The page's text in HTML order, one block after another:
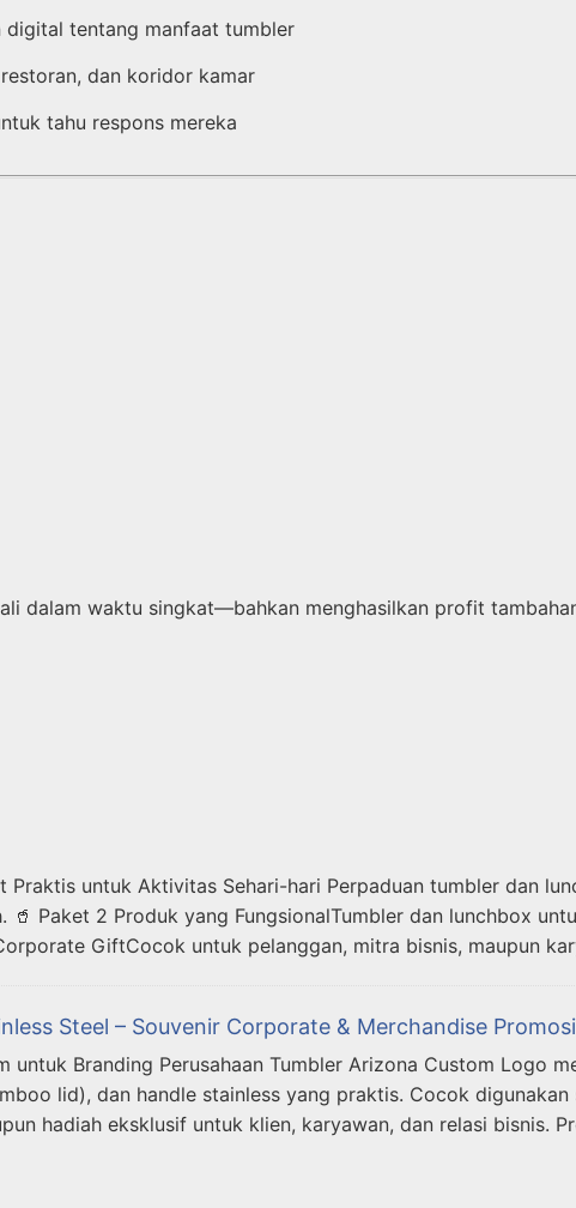
tentang manfaat tumbler
dan koridor kamar
tahu respons mereka
dalam waktu singkat—bahkan menghasilkan profit
Praktis untuk Aktivitas Sehari-hari Perpaduan tumbler dan
Paket 2 Produk yang FungsionalTumbler dan lunchbox
GiftCocok untuk pelanggan, mitra bisnis, maupun
Steel – Souvenir Corporate & Merchandise Promosi
untuk Branding Perusahaan Tumbler Arizona Custom Logo
lid), dan handle stainless yang praktis. Cocok
hadiah eksklusif untuk klien, karyawan, dan relasi bisnis.